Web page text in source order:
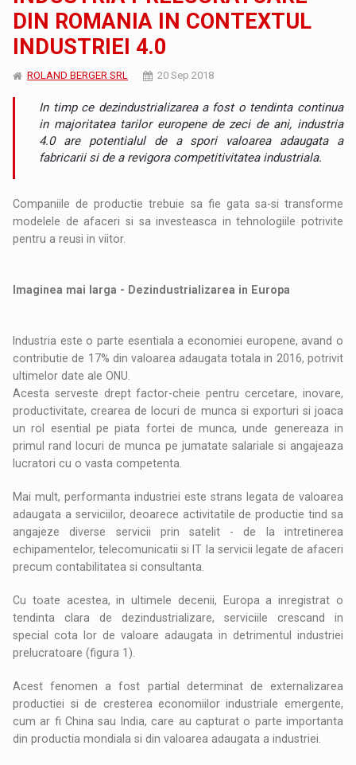
DIN ROMANIA IN CONTEXTUL
INDUSTRIEI 4.0
ROLAND BERGER SRL 20 Sep 2018
In timp ce dezindustrializarea a fost o tendinta continua
in majoritatea tarilor europene de zeci de ani, industria
4.0 are potentialul de a spori valoarea adaugata a
fabricarii si de a revigora competitivitatea industriala.
Companiile de productie trebuie sa fie gata sa-si transforme
modelele de afaceri si sa investeasca in tehnologiile potrivite
pentru a reusi in viitor.
Imaginea mai larga - Dezindustrializarea in Europa
Industria este o parte esentiala a economiei europene, avand o
contributie de 17% din valoarea adaugata totala in 2016, potrivit
ultimelor date ale ONU.
Acesta serveste drept factor-cheie pentru cercetare, inovare,
productivitate, crearea de locuri de munca si exporturi si joaca
un rol esential pe piata fortei de munca, unde genereaza in
primul rand locuri de munca pe jumatate salariale si angajeaza
lucratori cu o vasta competenta.
Mai mult, performanta industriei este strans legata de valoarea
adaugata a serviciilor, deoarece activitatile de productie tind sa
angajeze diverse servicii prin satelit - de la intretinerea
echipamentelor, telecomunicatii si IT la servicii legate de afaceri
precum contabilitatea si consultanta.
Cu toate acestea, in ultimele decenii, Europa a inregistrat o
tendinta clara de dezindustrializare, serviciile crescand in
special cota lor de valoare adaugata in detrimentul industriei
prelucratoare (figura 1).
Acest fenomen a fost partial determinat de externalizarea
productiei si de cresterea economiilor industriale emergente,
cum ar fi China sau India, care au capturat o parte importanta
din productia mondiala si din valoarea adaugata a industriei.